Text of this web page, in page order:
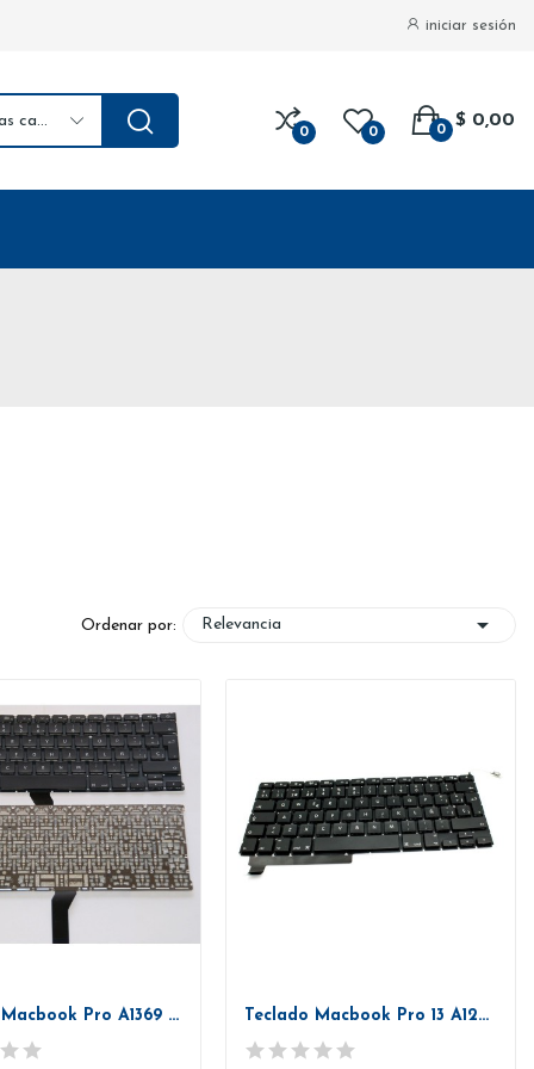
iniciar sesión
todas las categorias
0 0
$ 0,00
0
Ordenar por: Relevancia 
Teclado Macbook Pro A1369 / A1466... Teclado Macbook Pro 13 A1286 Retroiluminado...